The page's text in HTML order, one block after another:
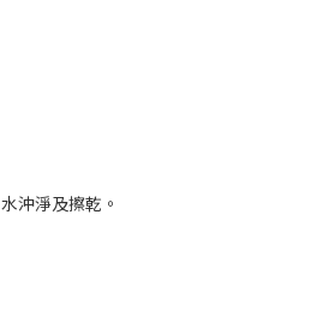
沖淨及擦乾。